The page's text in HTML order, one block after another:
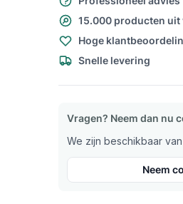
15.000 producten uit
Hoge
Snelle levering
Vragen? Neem dan nu
We zijn beschikbaar
Neem